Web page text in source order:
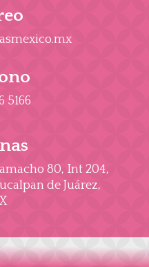
5166
80, Int 204,
de Juárez,